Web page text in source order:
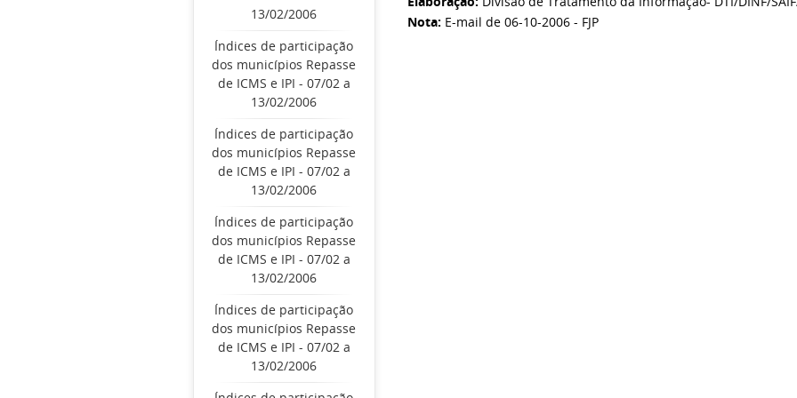
13/02/2006
Índices de participação
dos municípios Repasse
de ICMS e IPI - 07/02 a
13/02/2006
Índices de participação
dos municípios Repasse
de ICMS e IPI - 07/02 a
13/02/2006
Índices de participação
dos municípios Repasse
de ICMS e IPI - 07/02 a
13/02/2006
Índices de participação
dos municípios Repasse
de ICMS e IPI - 07/02 a
13/02/2006
Nota: E-mail de 06-10-2006 - FJP